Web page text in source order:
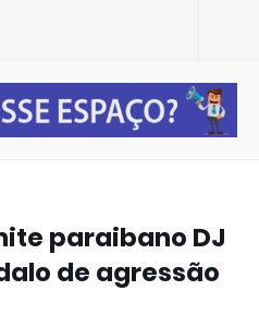
paraibano DJ
de agressão